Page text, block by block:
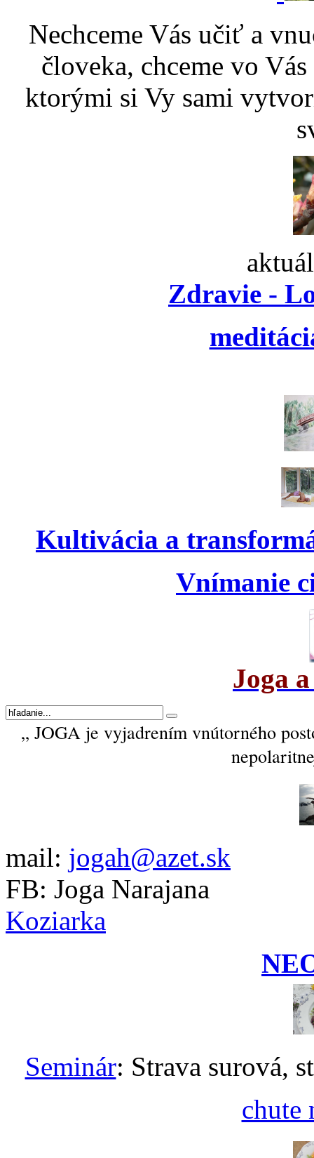
Nechceme Vás učiť a
človeka, chceme vo
ktorými si Vy sami
Zdravie -
Kultivácia a
Vnímanie
Joga
„ JOGA je vyjadrením vnútorného
mail: jogah@azet.sk
FB: Joga Narajana
Koziarka
Seminár: Strava surová,
chute